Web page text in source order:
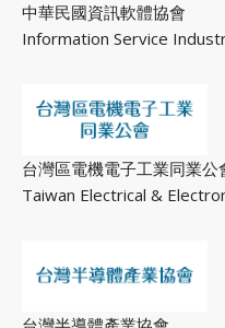
中華民國資訊軟體協會
Information Service
台灣區電機電子工業同業公
Taiwan Electrical &